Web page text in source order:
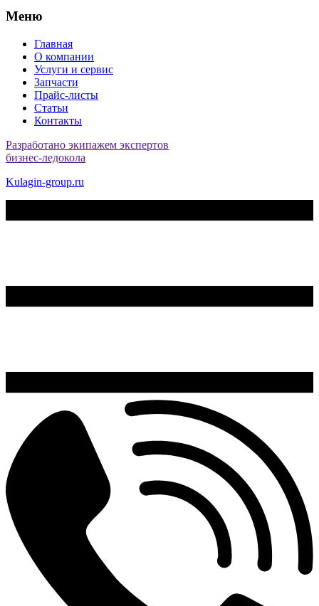
Меню
Главная
О компании
Услуги и сервис
Запчасти
Прайс-листы
Статьи
Контакты
Разработано экипажем экспертов
бизнес-ледокола
Kulagin-group.ru